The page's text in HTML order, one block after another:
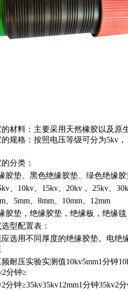
材料：主要采用天然橡胶以及原
规格：按照电压等级可分为5kv
分类：
胶垫、黑色绝缘胶垫、绿色绝缘
、10kv、15kv、20kv 、25kv、
、5mm、8mm、10mm、12mm
胶垫，绝缘胶垫，绝缘板，绝缘
选型配置表：
选用不同厚度的绝缘胶垫。电绝
耐压实验实测值10kv5mm1分钟
分钟≥
分钟≥35kv35kv12mm1分钟35kv2